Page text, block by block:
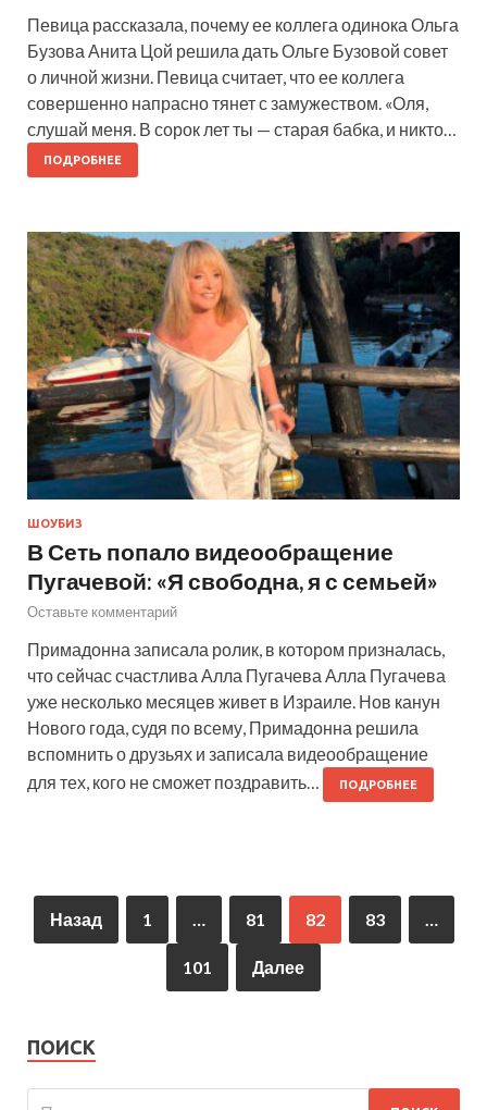
Певица рассказала, почему ее коллега одинока Ольга
Бузова Анита Цой решила дать Ольге Бузовой совет
о личной жизни. Певица считает, что ее коллега
совершенно напрасно тянет с замужеством. «Оля,
слушай меня. В сорок лет ты — старая бабка, и никто…
ПОДРОБНЕЕ
ШОУБИЗ
В Сеть попало видеообращение
Пугачевой: «Я свободна, я с семьей»
Оставьте комментарий
Примадонна записала ролик, в котором призналась,
что сейчас счастлива Алла Пугачева Алла Пугачева
уже несколько месяцев живет в Израиле. Нов канун
Нового года, судя по всему, Примадонна решила
вспомнить о друзьях и записала видеообращение
для тех, кого не сможет поздравить…
ПОДРОБНЕЕ
Назад 1 … 81 82 83 …
101 Далее
ПОИСК